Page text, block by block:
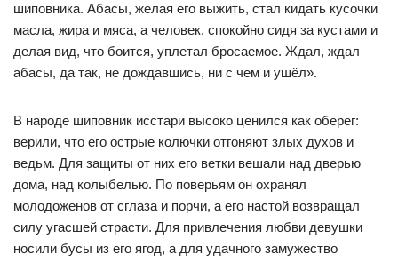
шиповника. Абасы, желая его выжить, стал кидать кусочки
масла, жира и мяса, а человек, спокойно сидя за кустами и
делая вид, что боится, уплетал бросаемое. Ждал, ждал
абасы, да так, не дождавшись, ни с чем и ушёл».
В народе шиповник исстари высоко ценился как оберег:
верили, что его острые колючки отгоняют злых духов и
ведьм. Для защиты от них его ветки вешали над дверью
дома, над колыбелью. По поверьям он охранял
молодоженов от сглаза и порчи, а его настой возвращал
силу угасшей страсти. Для привлечения любви девушки
носили бусы из его ягод, а для удачного замужество